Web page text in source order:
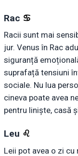
Rac ♋︎
Racii sunt mai
jur. Venus în Rac
siguranță
suprafață tensiuni
sociale. Nu lua
cineva poate avea
pentru liniște, casă
Leu ♌︎
Leii pot avea o zi